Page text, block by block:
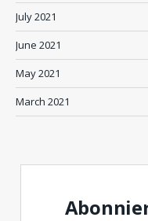
July 2021
June 2021
May 2021
March 2021